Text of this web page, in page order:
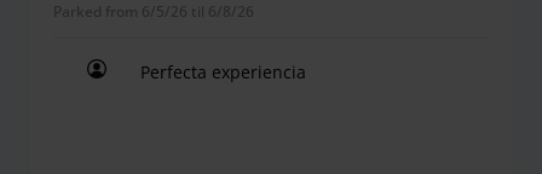
Parked from 6/5/26 til 6/8/26
Perfecta experiencia